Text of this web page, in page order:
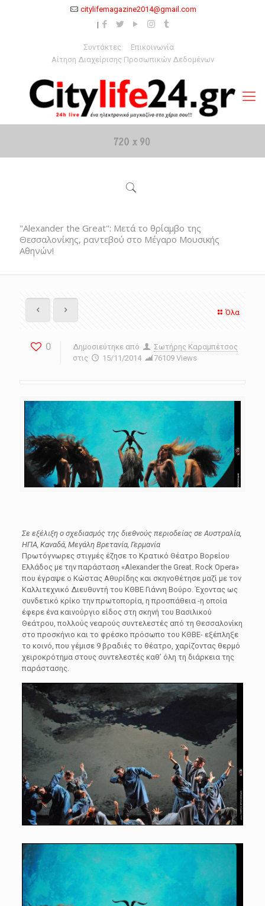
citylifemagazine2014@gmail.com
Συντάκτες
Επικοινωνία
Αίτηση Διαχείρισης Προσωπικών Δεδομένων
"Alexander the Great": Μετά το θρίαμβο της
Θεσσαλονίκης, ραντεβού στο Μέγαρο Μουσικής
Αθηνών!
Όλα
0 Δημοσιεύτηκε από
Σωτήρης Καραμπέτσος
στις
15/11/2014 76109 Views
Σε εξέλιξη ο σχεδιασμός της διεθνούς περιοδείας σε Αυστραλία,
ΗΠΑ, Καναδά, Μεγάλη Βρετανία, Γερμανία
Πρωτόγνωρες στιγμές έζησε το Κρατικό Θέατρο Βορείου
Ελλάδος με την παράσταση «Alexander the Great. Rock Opera»
που έγραψε ο Κώστας Αθυρίδης και σκηνοθέτησε μαζί με τον
Καλλιτεχνικό Διευθυντή του ΚΘΒΕ Γιάννη Βούρο. Έχοντας ως
συνδετικό κρίκο την πρωτοπορία, η προσπάθεια -η οποία
έφερε ένα καινούργιο είδος στη σκηνή του Βασιλικού
Θεάτρου, πολλούς νεαρούς συντελεστές από τη Θεσσαλονίκη
στο προσκήνιο και το φρέσκο πρόσωπο του ΚΘΒΕ- εξέπληξε
το κοινό, που γέμισε 9 βραδιές το θέατρο, χαρίζοντας θερμό
χειροκρότημα στους συντελεστές καθ’ όλη τη διάρκεια της
παράστασης.